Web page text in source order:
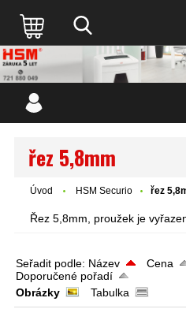
řez 5,8mm
Úvod HSM Securio řez
Řez 5,8mm, proužek je
Seřadit podle: Název Cena
Doporučené pořadí
Obrázky
Tabulka